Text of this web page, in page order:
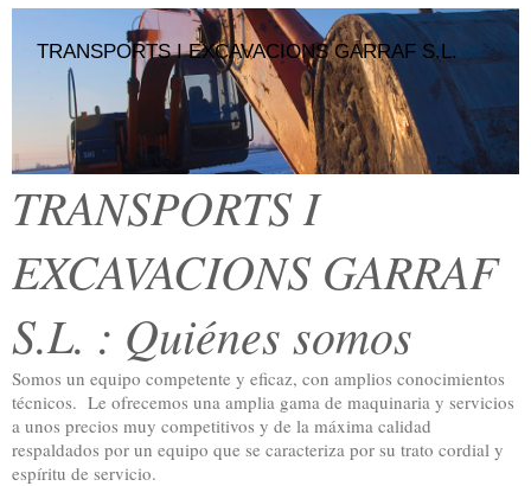
TRANSPORTS I EXCAVACIONS GARRAF S.L.
TRANSPORTS I
EXCAVACIONS GARRAF
S.L. : Quiénes somos
Somos un equipo competente y eficaz, con amplios conocimientos
técnicos. Le ofrecemos una amplia gama de maquinaria y servicios
a unos precios muy competitivos y de la máxima calidad
respaldados por un equipo que se caracteriza por su trato cordial y
espíritu de servicio.